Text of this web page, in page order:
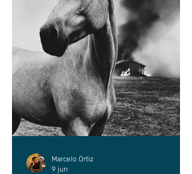
Marcelo Ortiz
9 jun